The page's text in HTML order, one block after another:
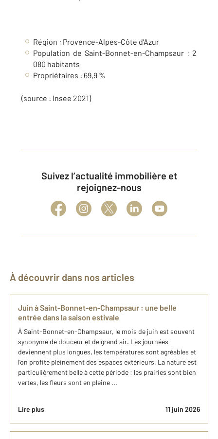
Région : Provence-Alpes-Côte d’Azur
Population de Saint-Bonnet-en-Champsaur : 2
080 habitants
Propriétaires : 69,9 %
(source : Insee 2021)
Suivez l’actualité immobilière et
rejoignez-nous
À découvrir dans nos articles
Juin à Saint-Bonnet-en-Champsaur : une belle
entrée dans la saison estivale
À Saint-Bonnet-en-Champsaur, le mois de juin est souvent
synonyme de douceur et de grand air. Les journées
deviennent plus longues, les températures sont agréables et
l’on profite pleinement des espaces extérieurs. La nature est
particulièrement belle à cette période : les prairies sont bien
vertes, les fleurs sont en pleine ...
Lire plus 11 juin 2026